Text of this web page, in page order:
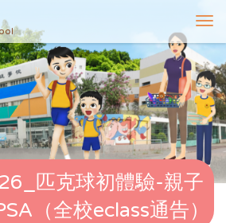
T
o
g
g
l
e
n
v
匹克球初體驗-親子
（全校eclass通告）